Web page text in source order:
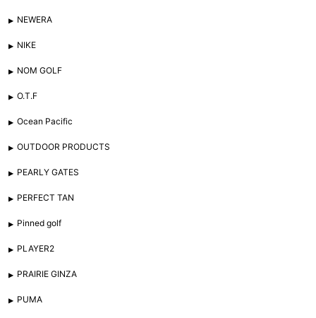
NEWERA
NIKE
NOM GOLF
O.T.F
Ocean Pacific
OUTDOOR PRODUCTS
PEARLY GATES
PERFECT TAN
Pinned golf
PLAYER2
PRAIRIE GINZA
PUMA